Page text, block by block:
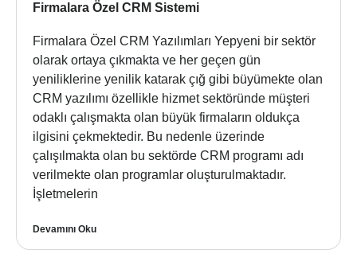
Firmalara Özel CRM Sistemi
Firmalara Özel CRM Yazılımları Yepyeni bir sektör
olarak ortaya çıkmakta ve her geçen gün
yeniliklerine yenilik katarak çığ gibi büyümekte olan
CRM yazılımı özellikle hizmet sektöründe müşteri
odaklı çalışmakta olan büyük firmaların oldukça
ilgisini çekmektedir. Bu nedenle üzerinde
çalışılmakta olan bu sektörde CRM programı adı
verilmekte olan programlar oluşturulmaktadır.
İşletmelerin
Devamını Oku